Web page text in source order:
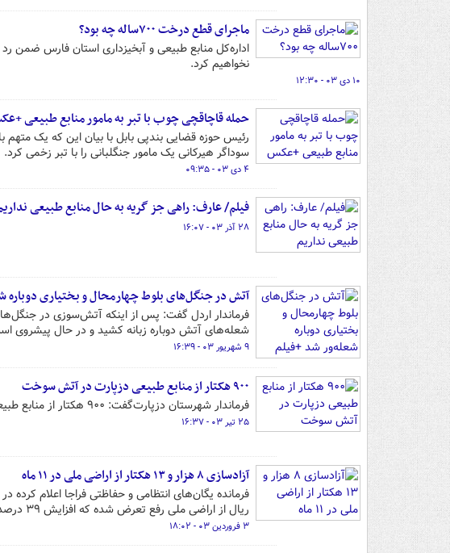
ماجرای قطع درخت ۷۰۰ساله چه بود؟
اداره‌کل منابع طبیعی و آبخیزداری استان فارس ضمن
نخواهیم کرد.
۱۰ دی ۰۳ - ۱۲:۳۰
حمله قاچاقچی چوب با تبر به مامور منابع طبیعی
رئیس حوزه قضایی بندپی بابل با بیان این که یک
سوداگر هیرکانی یک مامور جنگلبانی را با تبر زخمی کرد.
۴ دی ۰۳ - ۰۹:۳۵
فیلم/ عارف: راهی جز گریه به حال منابع طبیعی
۲۸ آذر ۰۳ - ۱۶:۰۷
آتش در جنگل‌های بلوط چهارمحال و بختیاری دوباره
فرماندار اردل گفت: پس از اینکه آتش‌سوزی در
شعله‌های آتش دوباره زبانه کشید و در حال پیشروی
۹ شهریور ۰۳ - ۱۶:۳۹
۹۰۰ هکتار از منابع طبیعی دزپارت در آتش سوخت
فرماندار شهرستان دزپارت‌گفت: ۹۰۰ هکتار از منابع طبیعی این شهرستان و ۵۰۰ درخت در آتش سوخت.
۲۵ تیر ۰۳ - ۱۶:۳۷
آزادسازی ۸ هزار و ۱۳ هکتار از اراضی ملی در ۱۱ ماه
ریال از اراضی ملی رفع تعرض شده که افزایش ۳۹ درصدی نسبت به سال ۱۴۰۱ دارد.
۳ فروردین ۰۳ - ۱۸:۰۲